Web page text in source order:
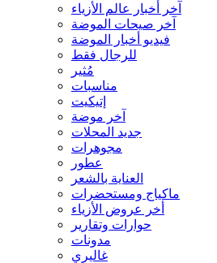
آخر أخبار عالم الأزياء
آخر صيحات الموضة
فيديو أخبار الموضة
للرجال فقط
مُثير
مناسبات
إتيكيت
آخر موضة
جديد المحلات
مجوهرات
عطور
العناية بالشعر
ماكياج ومستحضرات
أخر عروض الأزياء
حوارات وتقارير
مدونات
غاليري